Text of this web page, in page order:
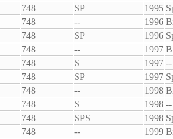
748 SP 1995
748 -- 1996
748 SP 1996
748 -- 1997
748 S 1997 --
748 SP 1997
748 -- 1998
748 S 1998 --
748 SPS 1998
748 -- 1999